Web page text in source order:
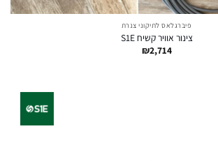
פיברגלאס לתיקוני צנרת
צינור אוויר קשיח S1E
₪2,714